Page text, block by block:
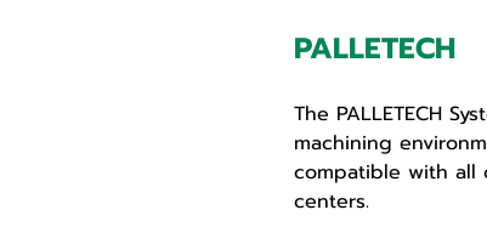
PALLETECH
The PALLETECH
machining
compatible with all
centers.